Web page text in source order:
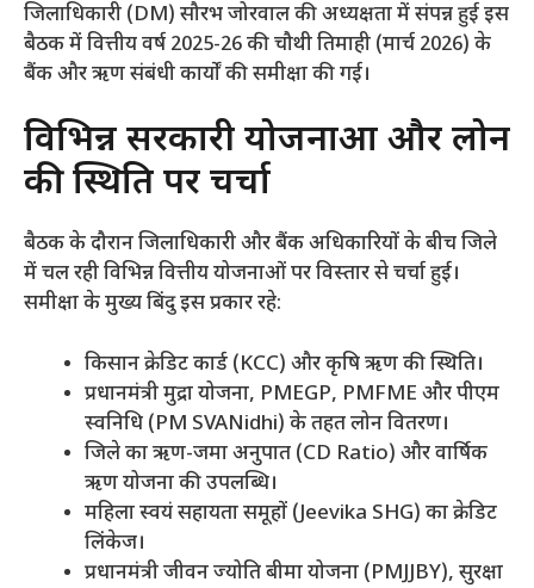
जिलाधिकारी (DM) सौरभ जोरवाल की अध्यक्षता में संपन्न हुई इस
बैठक में वित्तीय वर्ष 2025-26 की चौथी तिमाही (मार्च 2026) के
बैंक और ऋण संबंधी कार्यों की समीक्षा की गई।
​विभिन्न सरकारी योजनाओं और लोन
की स्थिति पर चर्चा
​बैठक के दौरान जिलाधिकारी और बैंक अधिकारियों के बीच जिले
में चल रही विभिन्न वित्तीय योजनाओं पर विस्तार से चर्चा हुई।
समीक्षा के मुख्य बिंदु इस प्रकार रहे:
​किसान क्रेडिट कार्ड (KCC) और कृषि ऋण की स्थिति।
​प्रधानमंत्री मुद्रा योजना, PMEGP, PMFME और पीएम
स्वनिधि (PM SVANidhi) के तहत लोन वितरण।
​जिले का ऋण-जमा अनुपात (CD Ratio) और वार्षिक
ऋण योजना की उपलब्धि।
​महिला स्वयं सहायता समूहों (Jeevika SHG) का क्रेडिट
लिंकेज।
​प्रधानमंत्री जीवन ज्योति बीमा योजना (PMJJBY), सुरक्षा